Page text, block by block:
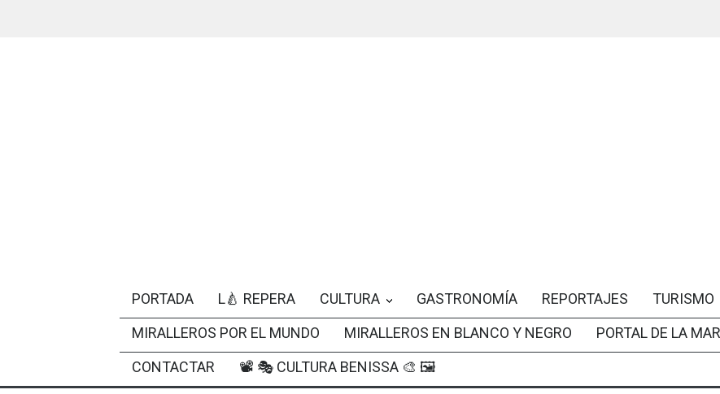
PORTADA L🍐 REPERA CULTURA GASTRONOMÍA REPORTAJES TURISMO
MIRALLEROS POR EL MUNDO
MIRALLEROS EN BLANCO Y NEGRO PORTAL DE LA
CONTACTAR
📽 🎭 CULTURA BENISSA 🎨 🖼